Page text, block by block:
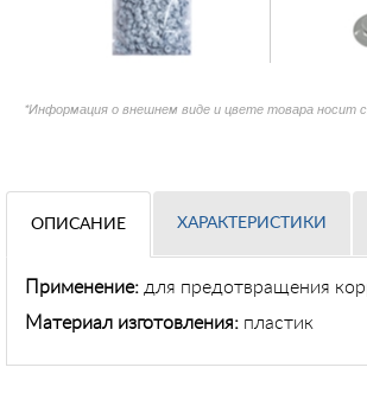
*Информация о внешнем виде и цвете товара носит
ОПИСАНИЕ ХАРАКТЕРИСТИКИ
Применение: для предотвращения
Материал изготовления: пластик